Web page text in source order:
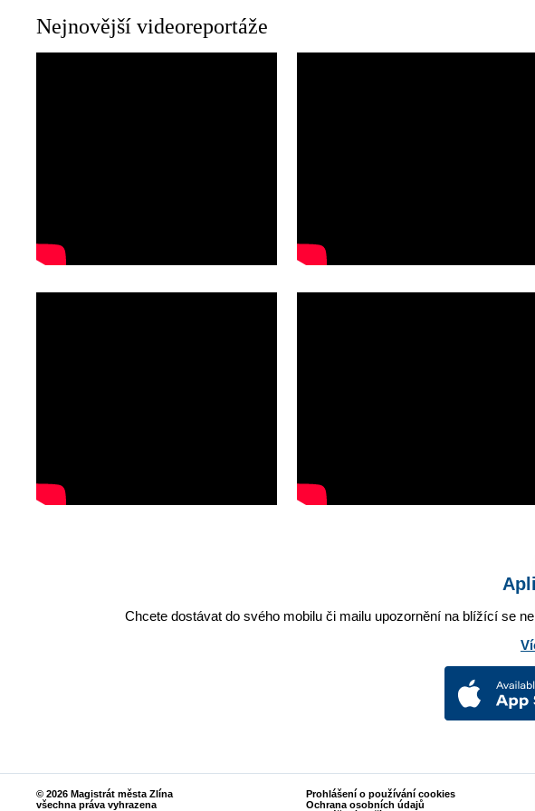
Nejnovější videoreportáže
Chcete dostávat do svého mobilu či mailu upozornění na blížící se
© 2026 Magistrát města Zlína
všechna práva vyhrazena
Prohlášení o používání cookies
Ochrana osobních údajů